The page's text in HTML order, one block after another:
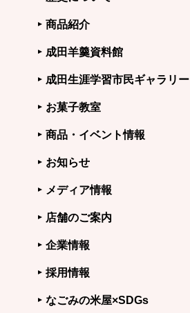
商品紹介
成田羊羹資料館
成田生涯学習市民ギャラリー
お菓子教室
商品・イベント情報
お知らせ
メディア情報
店舗のご案内
企業情報
採用情報
なごみの米屋×SDGs